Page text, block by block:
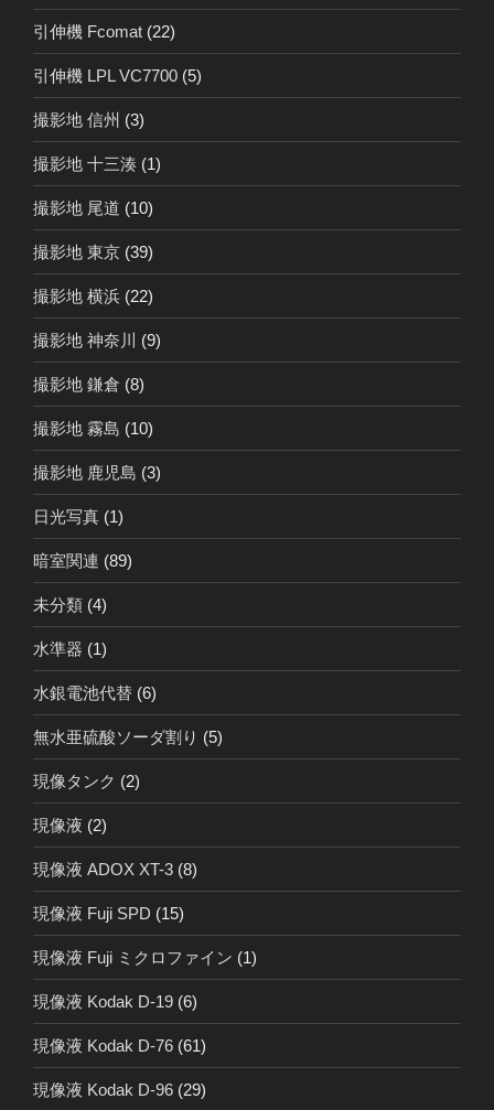
引伸機 Fcomat (22)
引伸機 LPL VC7700 (5)
撮影地 信州 (3)
撮影地 十三湊 (1)
撮影地 尾道 (10)
撮影地 東京 (39)
撮影地 横浜 (22)
撮影地 神奈川 (9)
撮影地 鎌倉 (8)
撮影地 霧島 (10)
撮影地 鹿児島 (3)
日光写真 (1)
暗室関連 (89)
未分類 (4)
水準器 (1)
水銀電池代替 (6)
無水亜硫酸ソーダ割り (5)
現像タンク (2)
現像液 (2)
現像液 ADOX XT-3 (8)
現像液 Fuji SPD (15)
現像液 Fuji ミクロファイン (1)
現像液 Kodak D-19 (6)
現像液 Kodak D-76 (61)
現像液 Kodak D-96 (29)